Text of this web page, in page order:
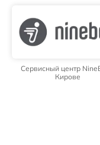
Сервисный центр
Кирове